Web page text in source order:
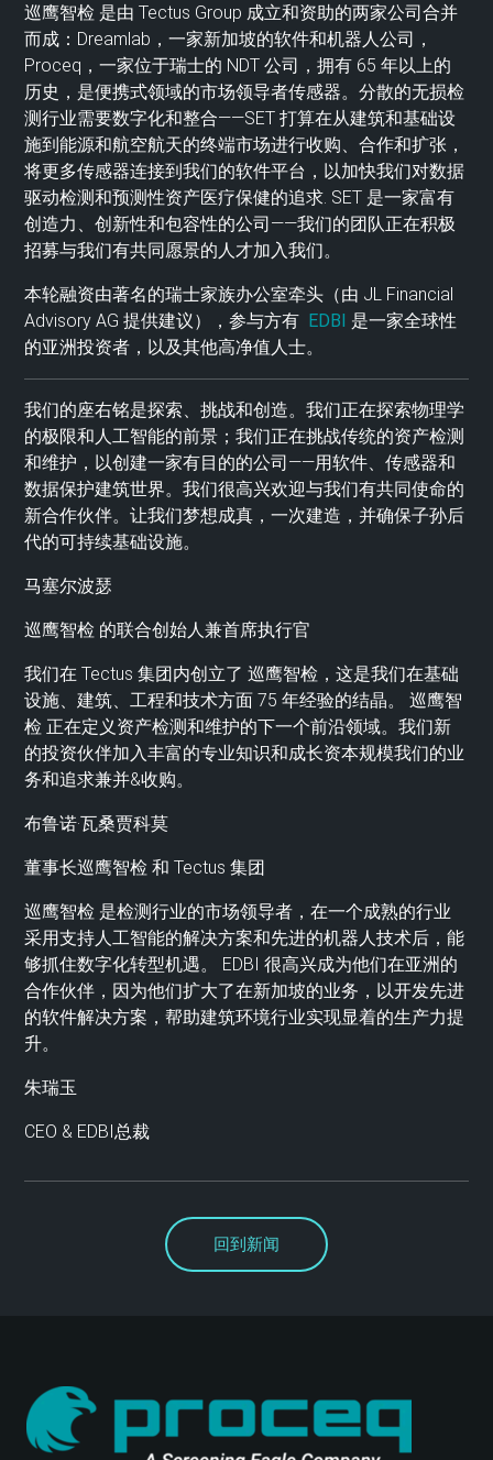
巡鹰智检 是由 Tectus Group 成立和资助的两家公司合并
而成：Dreamlab，一家新加坡的软件和机器人公司，
Proceq，一家位于瑞士的 NDT 公司，拥有 65 年以上的
历史，是便携式领域的市场领导者传感器。分散的无损检
测行业需要数字化和整合——SET 打算在从建筑和基础设
施到能源和航空航天的终端市场进行收购、合作和扩张，
将更多传感器连接到我们的软件平台，以加快我们对数据
驱动检测和预测性资产医疗保健的追求. SET 是一家富有
创造力、创新性和包容性的公司——我们的团队正在积极
招募与我们有共同愿景的人才加入我们。
本轮融资由著名的瑞士家族办公室牵头（由 JL Financial
Advisory AG 提供建议），参与方有 EDBI 是一家全球性
的亚洲投资者，以及其他高净值人士。
我们的座右铭是探索、挑战和创造。我们正在探索物理学
的极限和人工智能的前景；我们正在挑战传统的资产检测
和维护，以创建一家有目的的公司——用软件、传感器和
数据保护建筑世界。我们很高兴欢迎与我们有共同使命的
新合作伙伴。让我们梦想成真，一次建造，并确保子孙后
代的可持续基础设施。
马塞尔波瑟
巡鹰智检 的联合创始人兼首席执行官
我们在 Tectus 集团内创立了 巡鹰智检，这是我们在基础
设施、建筑、工程和技术方面 75 年经验的结晶。 巡鹰智
检 正在定义资产检测和维护的下一个前沿领域。我们新
的投资伙伴加入丰富的专业知识和成长资本规模我们的业
务和追求兼并&收购。
布鲁诺·瓦桑贾科莫
董事长巡鹰智检 和 Tectus 集团
巡鹰智检 是检测行业的市场领导者，在一个成熟的行业
采用支持人工智能的解决方案和先进的机器人技术后，能
够抓住数字化转型机遇。 EDBI 很高兴成为他们在亚洲的
合作伙伴，因为他们扩大了在新加坡的业务，以开发先进
的软件解决方案，帮助建筑环境行业实现显着的生产力提
升。
朱瑞玉
CEO & EDBI总裁
回到新闻